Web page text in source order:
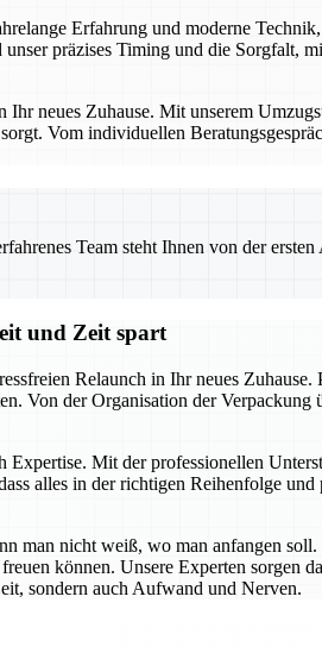
Erfahrung und moderne
präzises Timing und die Sorgfalt,
neues Zuhause. Mit unserem
Vom individuellen
Team steht Ihnen von der
und Zeit spart
Relaunch in Ihr neues
Von der Organisation der
Mit der professionellen
alles in der richtigen Reihenfolge
man nicht weiß, wo man anfangen
können. Unsere Experten
sondern auch Aufwand und Nerven.